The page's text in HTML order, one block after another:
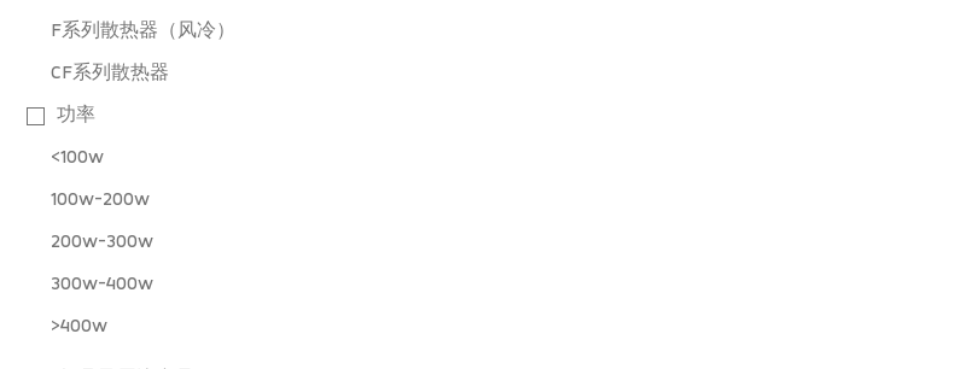
F系列散热器（风冷）
CF系列散热器
功率
<100w
100w-200w
200w-300w
300w-400w
>400w